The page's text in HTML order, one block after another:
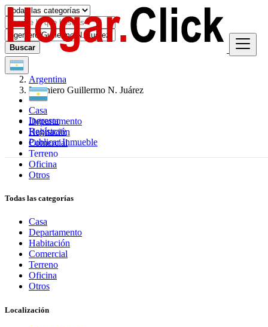
Ingresar
Regístrate
Publicar Inmueble
Buscar
Argentina
Ingeniero Guillermo N. Juárez
Casa
Departamento
Habitación
Comercial
Terreno
Oficina
Otros
Todas las categorías
Casa
Departamento
Habitación
Comercial
Terreno
Oficina
Otros
Localización